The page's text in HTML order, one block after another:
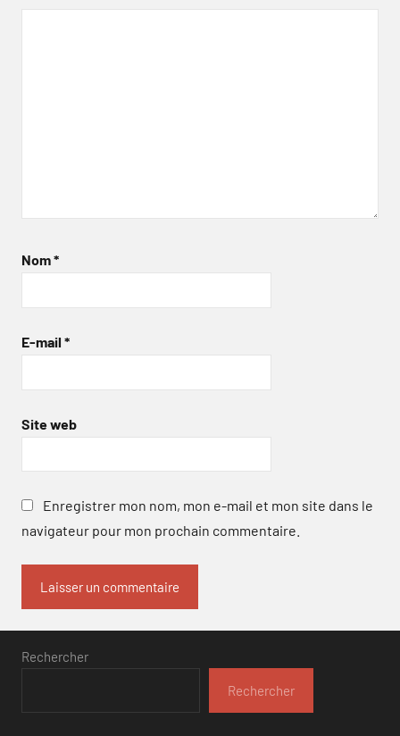
Nom*
E-mail *
Site web
Enregistrer mon nom, mon e-mail et mon site dans le
navigateur pour mon prochain commentaire.
Rechercher
Rechercher